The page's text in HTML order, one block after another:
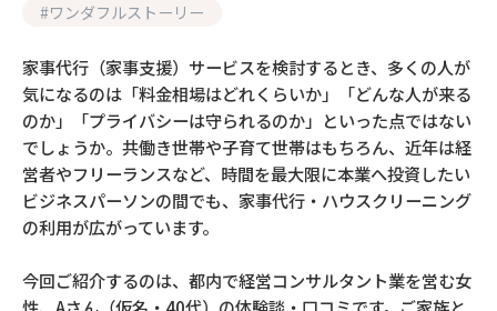
#ワンダフルストーリー
家事代行（家事支援）サービスを検討するとき、多くの人が
気になるのは「料金相場はどれくらいか」「どんな人が来る
のか」「プライバシーは守られるのか」といった点ではない
でしょうか。共働き世帯や子育て世帯はもちろん、近年は経
営者やフリーランスなど、時間を最大限に本業へ投資したい
ビジネスパーソンの間でも、家事代行・ハウスクリーニング
の利用が広がっています。
今回ご紹介するのは、都内で経営コンサルタント業を営む女